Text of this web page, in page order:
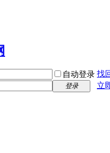
自动登录 找
登录
立